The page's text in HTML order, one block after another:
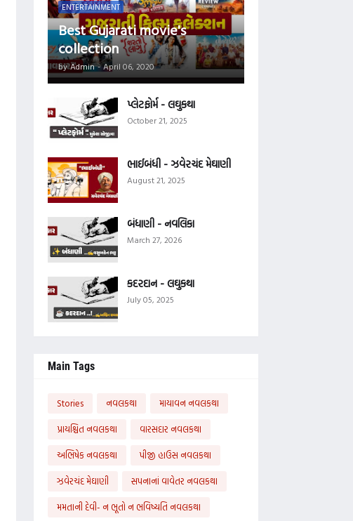
ENTERTAINMENT
Best Gujarati movie's
collection
by Admin - April 06, 2020
પ્લેટફોર્મ - લઘુકથા
October 21, 2025
ભાઈબંધી - ઝવેરચંદ મેઘાણી
August 21, 2025
બંધાણી - નવલિકા
March 27, 2026
કદરદાન - લઘુકથા
July 05, 2025
Main Tags
Stories નવલકથા
માયાવન નવલકથા
પ્રાયશ્ચિત નવલકથા
વારસદાર નવલકથા
અભિષેક નવલકથા
પીજી હાઉસ નવલકથા
ઝવેરચંદ મેઘાણી
સપનાનાં વાવેતર નવલકથા
મમતાની દેવી- ન ભૂતો ન ભવિષ્યતિ નવલકથા